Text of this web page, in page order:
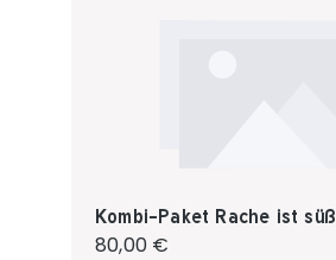
Kombi-Paket Rache ist süß
Regulärer Preis:
80,00 €